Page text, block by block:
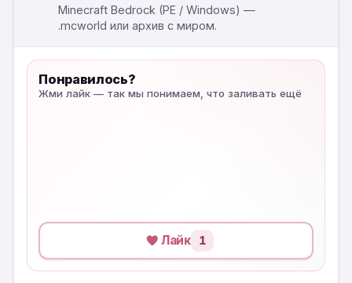
Minecraft Bedrock (PE / Windows) —
.mcworld или архив с миром.
Понравилось?
Жми лайк — так мы понимаем, что заливать ещё
Лайк 1